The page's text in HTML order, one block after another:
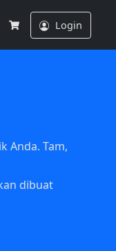
Search
Cart
Login
Anda. Tam,
dibuat